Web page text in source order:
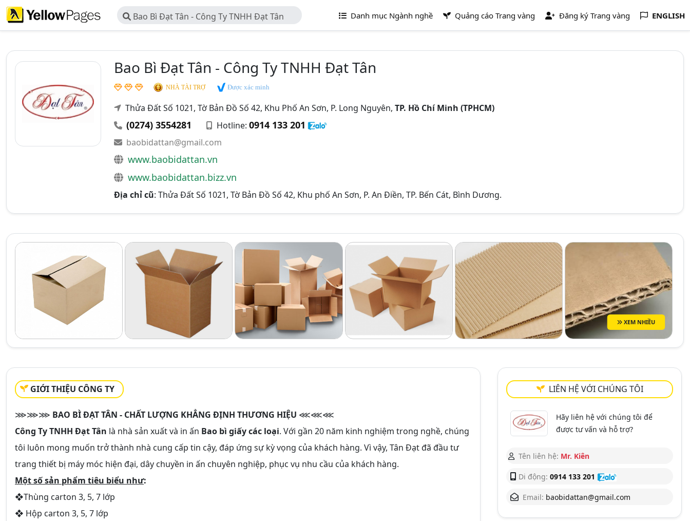
Bao Bì Đạt Tân - Công Ty TNHH Đạt Tân Danh mục Ngành nghề Quảng cáo Trang vàng Đăng ký Trang vàng ENGLISH
Bao Bì Đạt Tân - Công Ty TNHH Đạt Tân
NHÀ TÀI TRỢ Được xác minh
Thửa Đất Số 1021, Tờ Bản Đồ Số 42, Khu Phố An Sơn, P. Long Nguyên, TP. Hồ Chí Minh (TPHCM)
(0274) 3554281 Hotline: 0914 133 201
baobidattan@gmail.com
www.baobidattan.vn
www.baobidattan.bizz.vn
Địa chỉ cũ: Thửa Đất Số 1021, Tờ Bản Đồ Số 42, Khu phố An Sơn, P. An Điền, TP. Bến Cát, Bình Dương.
XEM NHIỀU
GIỚI THIỆU CÔNG TY
⋙⋙⋙ BAO BÌ ĐẠT TÂN - CHẤT LƯỢNG KHẲNG ĐỊNH THƯƠNG HIỆU ⋘⋘⋘
Công Ty TNHH Đạt Tân là nhà sản xuất và in ấn Bao bì giấy các loại. Với gần 20 năm kinh nghiệm trong nghề, chúng
tôi luôn mong muốn trở thành nhà cung cấp tin cậy, đáp ứng sự kỳ vọng của khách hàng. Vì vậy, Tân Đạt đã đầu tư
trang thiết bị máy móc hiện đại, dây chuyền in ấn chuyên nghiệp, phục vụ nhu cầu của khách hàng.
Một số sản phẩm tiêu biểu như:
❖Thùng carton 3, 5, 7 lớp
❖ Hộp carton 3, 5, 7 lớp
LIÊN HỆ VỚI CHÚNG TÔI
Hãy liên hệ với chúng tôi để
được tư vấn và hỗ trợ?
Tên liên hệ: Mr. Kiên
Di động: 0914 133 201
Email: baobidattan@gmail.com